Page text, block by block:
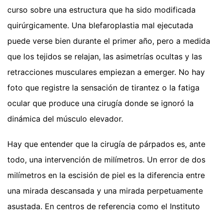
curso sobre una estructura que ha sido modificada
quirúrgicamente. Una blefaroplastia mal ejecutada
puede verse bien durante el primer año, pero a medida
que los tejidos se relajan, las asimetrías ocultas y las
retracciones musculares empiezan a emerger. No hay
foto que registre la sensación de tirantez o la fatiga
ocular que produce una cirugía donde se ignoró la
dinámica del músculo elevador.
Hay que entender que la cirugía de párpados es, ante
todo, una intervención de milímetros. Un error de dos
milímetros en la escisión de piel es la diferencia entre
una mirada descansada y una mirada perpetuamente
asustada. En centros de referencia como el Instituto